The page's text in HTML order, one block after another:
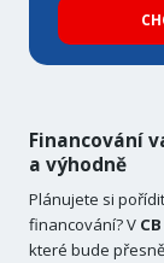
Financování
a výhodně
Plánujete si
financování? V
které bude